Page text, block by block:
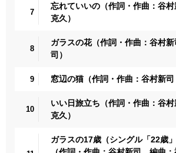
7
忘れていいの（作詞・作曲：谷
克久）
8
ガラスの花（作詞・作曲：谷村
司）
9 窓辺の猫（作詞・作曲：谷村新
10
いい日旅立ち（作詞・作曲：谷
克久）
ガラスの17歳（シングル「22歳